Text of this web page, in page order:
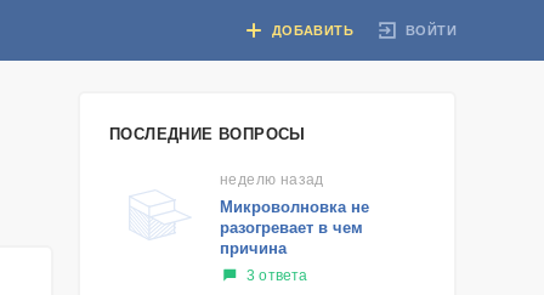
ВОЙТИ
ДОБАВИТЬ
ПОСЛЕДНИЕ ВОПРОСЫ
неделю назад
Микроволновка не
разогревает в чем
причина
3 ответа